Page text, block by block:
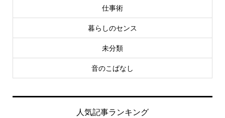
仕事術
暮らしのセンス
未分類
音のこばなし
人気記事ランキング